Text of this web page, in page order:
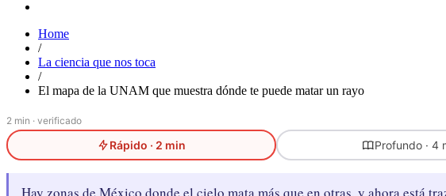
Home
/
La ciencia que nos toca
/
El mapa de la UNAM que muestra dónde te puede matar un rayo
2 min · verificado
Rápido · 2 min Profundo · 4